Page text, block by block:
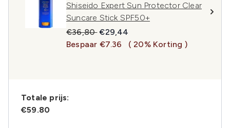
Shiseido Expert Sun Protector Clear
Suncare Stick SPF50+
Recommended Retail Price:
€36,80Huidige prijs:
€29,44
Bespaar €7.36
( 20% Korting )
Totale prijs:
€59.80